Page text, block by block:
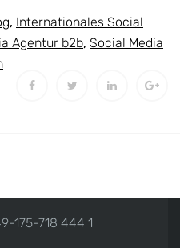
, Internationales Social
Agentur b2b, Social Media
175-718 444 1